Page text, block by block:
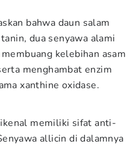
bahwa daun salam
dua senyawa alami
kelebihan asam
menghambat enzim
xanthine oxidase.
memiliki sifat anti-
allicin di dalamnya